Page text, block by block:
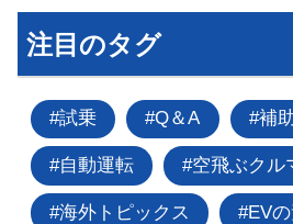
注目のタグ
試乗 Q＆A 補
自動運転 空飛ぶクル
海外トピックス EV